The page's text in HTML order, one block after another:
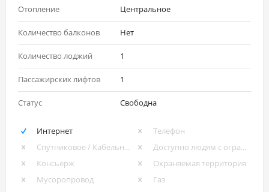
Отопление Центральное
Количество балконов Нет
Количество лоджий 1
Пассажирских лифтов 1
Статус Свободна
Интернет
Телефон
Спутниковое / Кабельное ТВ
Доступно людям с ограниченными возможностями
Консьерж
Охраняемая территория
Мусоропровод
Газ